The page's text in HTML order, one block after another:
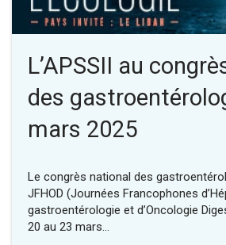
L’APSSII au
des
mars 2025
Le congrès national des
JFHOD (Journées Francophones
gastroentérologie et d’Oncologie
20 au 23 mars…